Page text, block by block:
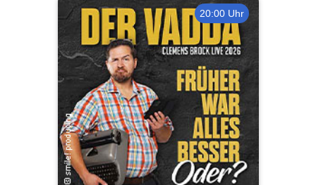
20:00 Uhr